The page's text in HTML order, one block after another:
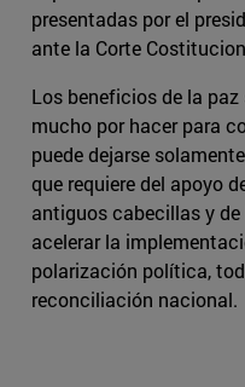
presentadas por el
ante la Corte
Los beneficios de la
mucho por hacer para
puede dejarse
que requiere del apoyo
antiguos cabecillas y
acelerar la
polarización política,
reconciliación nacional.